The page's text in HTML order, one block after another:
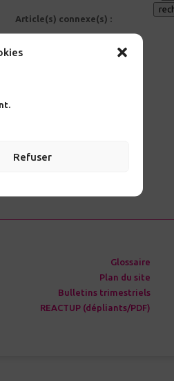
Refuser
Article(s) connexe(s) :
VIH, VHB et VHC
Glossaire
Plan du site
Bulletins trimestriels
REACTUP (dépliants/PDF)